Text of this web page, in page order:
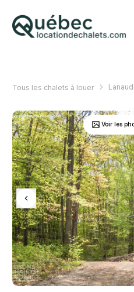
Tous les chalets à louer
Voir les